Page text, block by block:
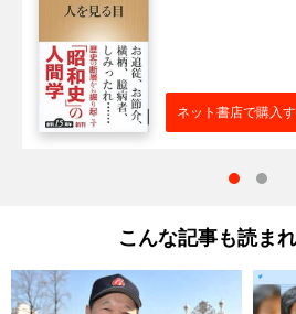
ネット書店で購入
こんな記事も読ま